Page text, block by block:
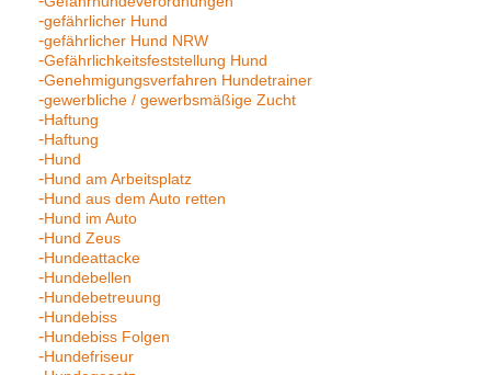
gefährlicher Hund
gefährlicher Hund NRW
Gefährlichkeitsfeststellung Hund
Genehmigungsverfahren Hundetrainer
gewerbliche / gewerbsmäßige Zucht
Haftung
Haftung
Hund
Hund am Arbeitsplatz
Hund aus dem Auto retten
Hund im Auto
Hund Zeus
Hundeattacke
Hundebellen
Hundebetreuung
Hundebiss
Hundebiss Folgen
Hundefriseur